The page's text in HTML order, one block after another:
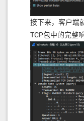
接下来，客户端
TCP包中的完整响